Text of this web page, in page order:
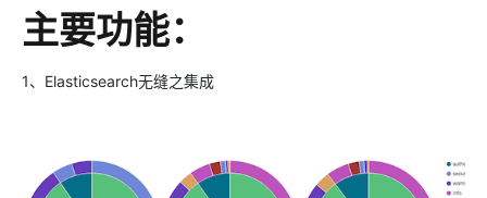
主要功能：
1、Elasticsearch无缝之集成